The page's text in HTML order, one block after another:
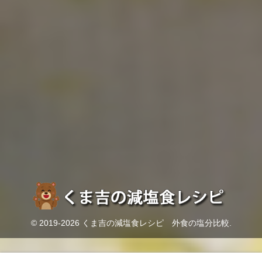
© 2019-2026 くま吉の減塩食レシピ 外食の塩分比較.